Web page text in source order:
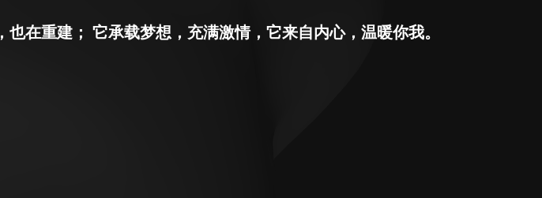
在重建； 它承载梦想，充满激情，它来自内心，温暖你我。